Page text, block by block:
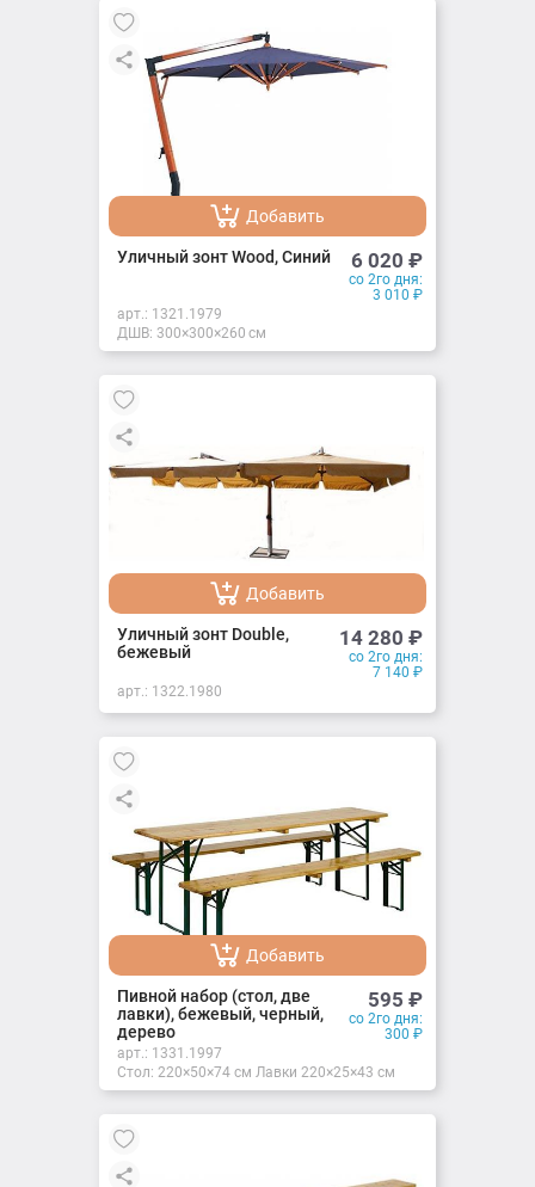
Добавить
Добавлено
Уличный зонт Wood, Синий 6 020 ₽
со 2го дня:
3 010 ₽
арт.: 1321.1979
ДШВ: 300×300×260 см
Добавить
Добавлено
Уличный зонт Double,
бежевый
14 280 ₽
со 2го дня:
7 140 ₽
арт.: 1322.1980
Добавить
Добавлено
Пивной набор (стол, две
лавки), бежевый, черный,
дерево
595 ₽
со 2го дня:
300 ₽
арт.: 1331.1997
Стол: 220×50×74 см Лавки 220×25×43 см